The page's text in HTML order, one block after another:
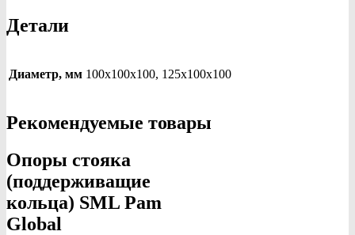
Global
Детали
Диаметр, мм 100x100x100, 125x100x100
Рекомендуемые товары
Опоры стояка
(поддерживащие
кольца) SML Pam
Global